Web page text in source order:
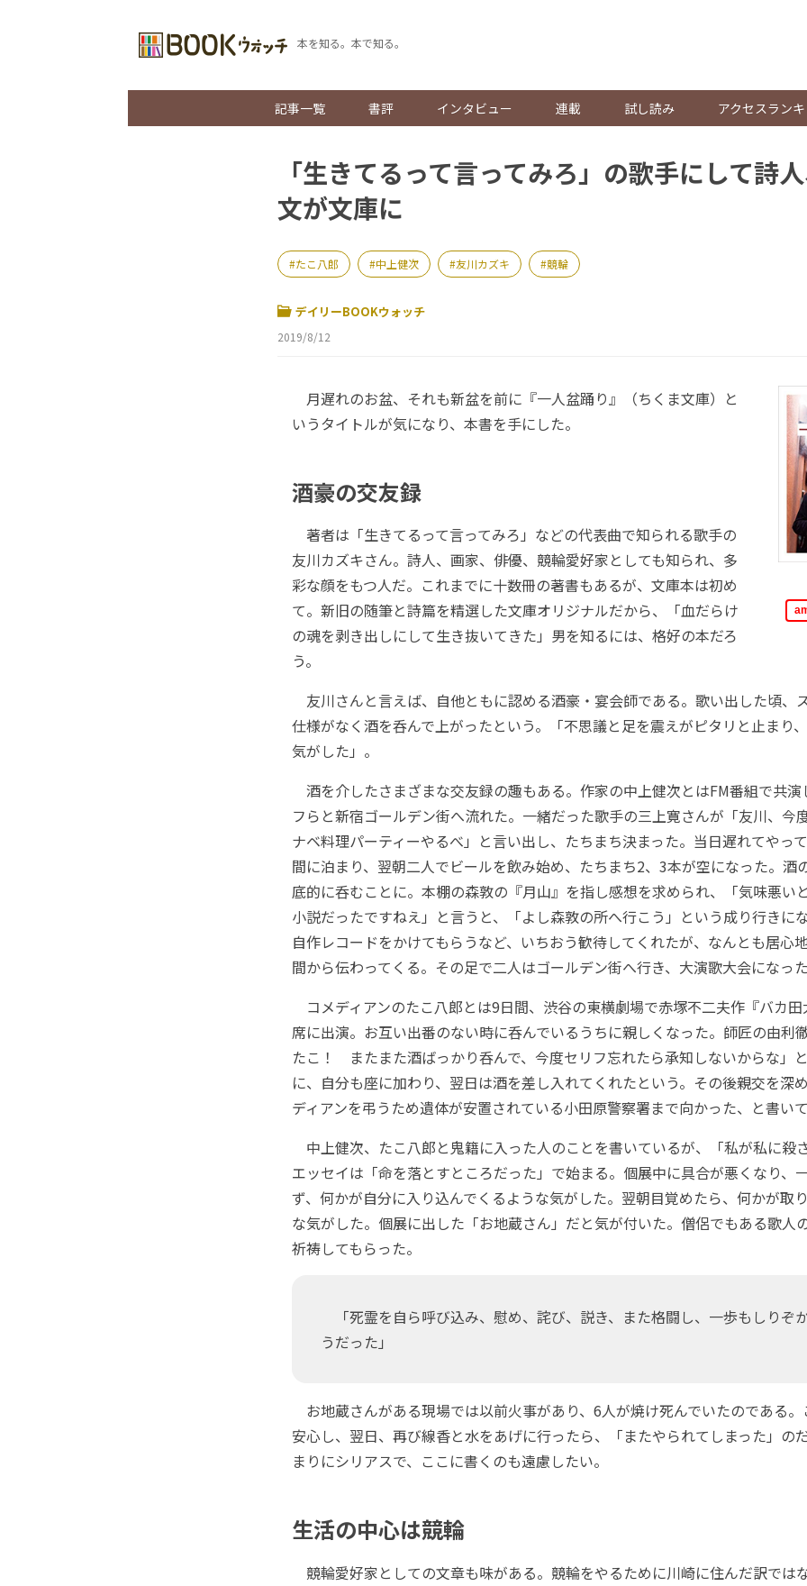
本を知る。本で知る。
記事一覧 書評 インタビュー 連載 試し読み アクセスラン
「生きてるって言ってみろ」の歌手にして詩
文が文庫に
たこ八郎 中上健次 友川カズキ 競輪
デイリーBOOKウォッチ
2019/8/12
月遅れのお盆、それも新盆を前に『一人盆踊り』（ちくま文庫）と
いうタイトルが気になり、本書を手にした。
酒豪の交友録
著者は「生きてるって言ってみろ」などの代表曲で知られる歌手の
友川カズキさん。詩人、画家、俳優、競輪愛好家としても知られ、多
彩な顔をもつ人だ。これまでに十数冊の著書もあるが、文庫本は初め
て。新旧の随筆と詩篇を精選した文庫オリジナルだから、「血だらけ
の魂を剥き出しにして生き抜いてきた」男を知るには、格好の本だろ
う。
友川さんと言えば、自他ともに認める酒豪・宴会師である。歌い出した頃、
仕様がなく酒を呑んで上がったという。「不思議と足を震えがピタリと止まり
気がした」。
酒を介したさまざまな交友録の趣もある。作家の中上健次とはFM番組で共演
フらと新宿ゴールデン街へ流れた。一緒だった歌手の三上寛さんが「友川、今
ナベ料理パーティーやるべ」と言い出し、たちまち決まった。当日遅れてやっ
間に泊まり、翌朝二人でビールを飲み始め、たちまち2、3本が空になった。酒
底的に呑むことに。本棚の森敦の『月山』を指し感想を求められ、「気味悪い
小説だったですねえ」と言うと、「よし森敦の所へ行こう」という成り行きに
自作レコードをかけてもらうなど、いちおう歓待してくれたが、なんとも居心
間から伝わってくる。その足で二人はゴールデン街へ行き、大演歌大会になった
コメディアンのたこ八郎とは9日間、渋谷の東横劇場で赤塚不二夫作『バカ
席に出演。お互い出番のない時に呑んでいるうちに親しくなった。師匠の由利
たこ！ またまた酒ばっかり呑んで、今度セリフ忘れたら承知しないからな」
に、自分も座に加わり、翌日は酒を差し入れてくれたという。その後親交を深
ディアンを弔うため遺体が安置されている小田原警察署まで向かった、と書いて
中上健次、たこ八郎と鬼籍に入った人のことを書いているが、「私が私に殺
エッセイは「命を落とすところだった」で始まる。個展中に具合が悪くなり、
ず、何かが自分に入り込んでくるような気がした。翌朝目覚めたら、何かが取
な気がした。個展に出した「お地蔵さん」だと気が付いた。僧侶でもある歌人
祈祷してもらった。
「死霊を自ら呼び込み、慰め、詫び、説き、また格闘し、一歩もしりぞ
うだった」
お地蔵さんがある現場では以前火事があり、6人が焼け死んでいたのである。
安心し、翌日、再び線香と水をあげに行ったら、「またやられてしまった」の
まりにシリアスで、ここに書くのも遠慮したい。
生活の中心は競輪
競輪愛好家としての文章も味がある。競輪をやるために川崎に住んだ訳では